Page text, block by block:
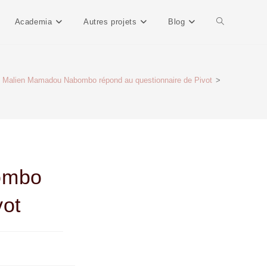
Academia Autres projets Blog
Malien Mamadou Nabombo répond au questionnaire de Pivot >